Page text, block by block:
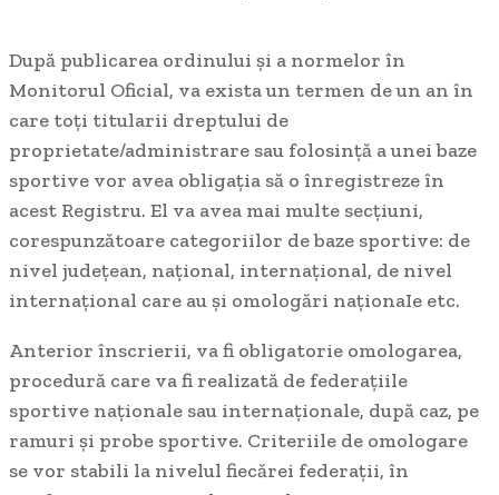
După publicarea ordinului și a normelor în
Monitorul Oficial, va exista un termen de un an în
care toți titularii dreptului de
proprietate/administrare sau folosință a unei baze
sportive vor avea obligația să o înregistreze în
acest Registru. El va avea mai multe secțiuni,
corespunzătoare categoriilor de baze sportive: de
nivel județean, național, internațional, de nivel
internațional care au și omologări naționaIe etc.
Anterior înscrierii, va fi obligatorie omologarea,
procedură care va fi realizată de federațiile
sportive naționale sau internaționale, după caz, pe
ramuri și probe sportive. Criteriile de omologare
se vor stabili la nivelul fiecărei federații, în